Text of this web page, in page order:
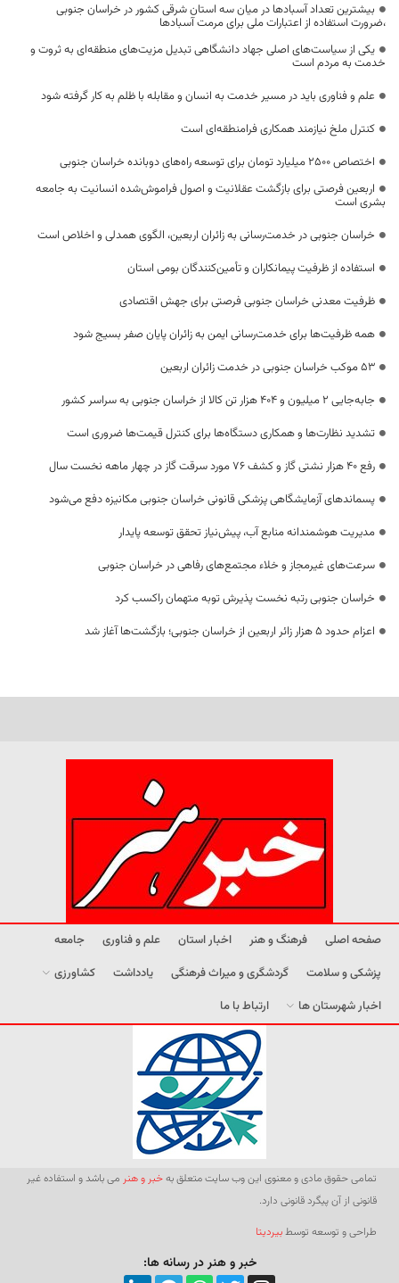
بیشترین تعداد آسبادها در میان سه استان شرقی کشور در خراسان جنوبی
،ضرورت استفاده از اعتبارات ملی برای مرمت آسبادها
یکی از سیاست‌های اصلی جهاد دانشگاهی تبدیل مزیت‌های منطقه‌ای به ثروت و
خدمت به مردم است
علم و فناوری باید در مسیر خدمت به انسان و مقابله با ظلم به کار گرفته شود
کنترل ملخ نیازمند همکاری فرامنطقه‌ای است
اختصاص 2500 میلیارد تومان برای توسعه راه‌های دوبانده خراسان جنوبی
اربعین فرصتی برای بازگشت عقلانیت و اصول فراموش‌شده انسانیت به جامعه
بشری است
خراسان جنوبی در خدمت‌رسانی به زائران اربعین، الگوی همدلی و اخلاص است
استفاده از ظرفیت پیمانکاران و تأمین‌کنندگان بومی استان
ظرفیت معدنی خراسان جنوبی فرصتی برای جهش اقتصادی
همه ظرفیت‌ها برای خدمت‌رسانی ایمن به زائران پایان صفر بسیج شود
53 موکب خراسان جنوبی در خدمت زائران اربعین
جابه‌جایی 2 میلیون و 404 هزار تن کالا از خراسان جنوبی به سراسر کشور
تشدید نظارت‌ها و همکاری دستگاه‌ها برای کنترل قیمت‌ها ضروری است
رفع 40 هزار نشتی گاز و کشف 76 مورد سرقت گاز در چهار ماهه نخست سال
پسماندهای آزمایشگاهی پزشکی قانونی خراسان جنوبی مکانیزه دفع می‌شود
مدیریت هوشمندانه منابع آب، پیش‌نیاز تحقق توسعه پایدار
سرعت‌های غیرمجاز و خلاء مجتمع‌های رفاهی در خراسان جنوبی
خراسان جنوبی رتبه نخست پذیرش توبه متهمان راکسب کرد
اعزام حدود 5 هزار زائر اربعین از خراسان جنوبی؛ بازگشت‌ها آغاز شد
صفحه اصلی فرهنگ و هنر اخبار استان علم و فناوری
جامعه
پزشکی و سلامت
گردشگری و میراث فرهنگی یادداشت
کشاورزی
اخبار شهرستان ها
ارتباط با ما
تمامی حقوق مادی و معنوی این وب سایت متعلق بهخبر و هنر می باشد و استفاده غیر
قانونی از آن پیگرد قانونی دارد.
طراحی و توسعه توسطبیردیتا
خبر و هنر در رسانه ها: